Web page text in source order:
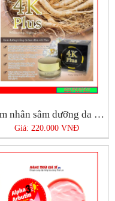
Kem nhân sâm dưỡng da mặt ban đêm 4K Plus
Giá: 220.000 VNĐ